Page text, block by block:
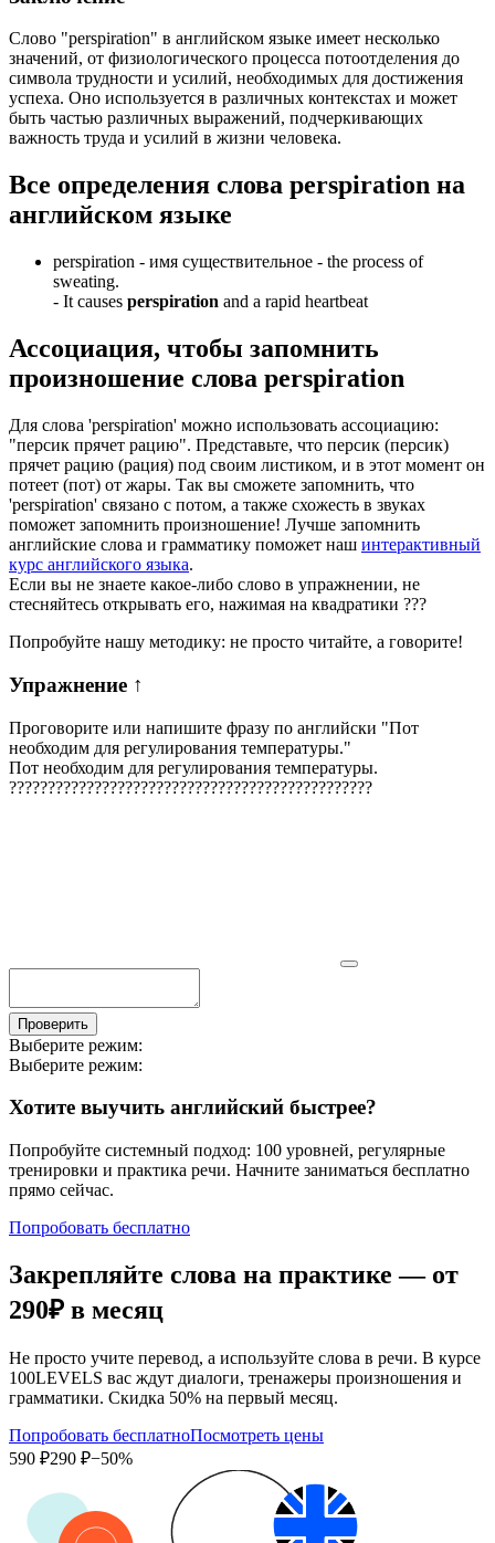
Слово "perspiration" в английском языке имеет несколько
значений, от физиологического процесса потоотделения до
символа трудности и усилий, необходимых для достижения
успеха. Оно используется в различных контекстах и может
быть частью различных выражений, подчеркивающих
важность труда и усилий в жизни человека.
Все определения слова perspiration на
английском языке
perspiration - имя существительное - the process of
sweating.
- It causes perspiration and a rapid heartbeat
Ассоциация, чтобы запомнить
произношение слова perspiration
Для слова 'perspiration' можно использовать ассоциацию:
"персик прячет рацию". Представьте, что персик (персик)
прячет рацию (рация) под своим листиком, и в этот момент он
потеет (пот) от жары. Так вы сможете запомнить, что
'perspiration' связано с потом, а также схожесть в звуках
поможет запомнить произношение! Лучше запомнить
английские слова и грамматику поможет наш интерактивный
курс английского языка.
Если вы не знаете какое-либо слово в упражнении, не
стесняйтесь открывать его, нажимая на квадратики ???
Попробуйте нашу методику: не просто читайте, а говорите!
Упражнение ↑
Проговорите или напишите фразу по английски "Пот
необходим для регулирования температуры."
Пот необходим для регулирования температуры.
???????????????????????????????????????????????
Проверить
Выберите режим:
Выберите режим:
Хотите выучить английский быстрее?
Попробуйте системный подход: 100 уровней, регулярные
тренировки и практика речи. Начните заниматься бесплатно
прямо сейчас.
Попробовать бесплатно
Закрепляйте слова на практике — от
290₽ в месяц
Не просто учите перевод, а используйте слова в речи. В курсе
100LEVELS вас ждут диалоги, тренажеры произношения и
грамматики. Скидка 50% на первый месяц.
Попробовать бесплатноПосмотреть цены
590 ₽290 ₽−50%